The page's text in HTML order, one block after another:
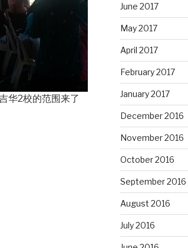
华2校的范围来了
June 2017
May 2017
April 2017
February 2017
January 2017
December 2016
November 2016
October 2016
September 2016
August 2016
July 2016